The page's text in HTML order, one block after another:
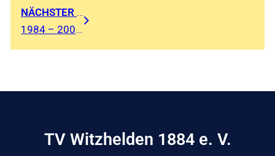
NÄCHSTER BEITRAG
1984 – 2009 | Aufbruch ins neue Jahrhundert
TV Witzhelden 1884 e. V.